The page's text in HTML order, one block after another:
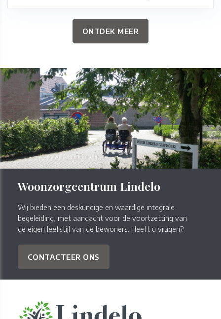
ONTDEK MEER
Woonzorgcentrum Lindelo
Wij bieden een deskundige en waardige integrale
begeleiding, met aandacht voor de voortzetting van
de eigen leefstijl van de bewoners. Heeft u vragen?
CONTACTEER ONS